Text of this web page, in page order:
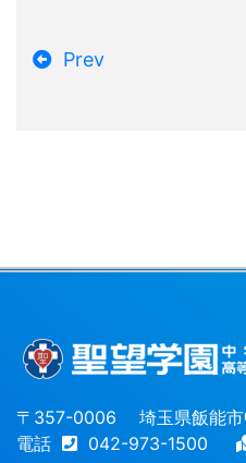
Prev
〒357-0006 埼玉県飯能
電話
042-973-1500